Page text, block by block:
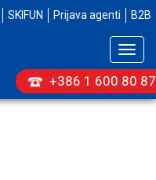
+386 1 600 80 87
SKIFUN Prijava agenti B2B